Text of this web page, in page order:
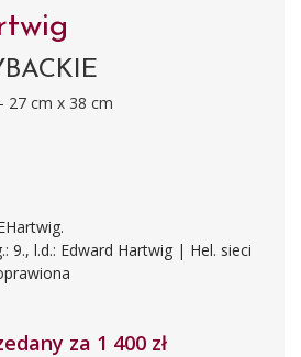
27 cm x 38 cm
9., l.d.: Edward Hartwig | Hel. sieci
za 1 400 zł